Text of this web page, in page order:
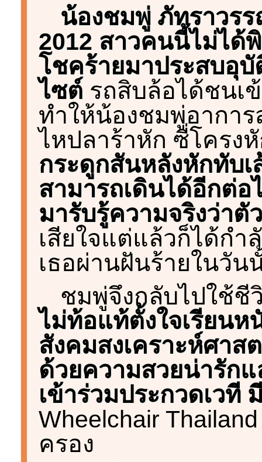
น้องชมพู่ ภัทราวร
2012 สาวคนนี้ไม่ได้
โชคร้ายมาประสบอุ
ไซต์ รถสิบล้อได้ชนเ
ทำให้น้องชมพู่อากา
ไหปลาร้าหัก ซี่โครง
กระดูกสันหลังหักทับเ
สามารถเดินได้อีกต่อ
มารับรู้ความจริงว่าตั
เสียใจแต่แล้วก็ได้กำ
เธอผ่านฝันร้ายในวัน
ชมพู่จึงกลับไปใช้
ไม่ท้อแท้ตั้งใจเรียน
สังคมสงเคราะห์ศาส
ด้วยความสวยน่ารักแ
เข้าร่วมประกวดเวที
Wheelchair
ครอง